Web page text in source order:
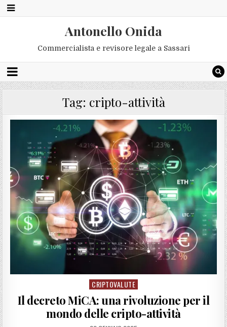
Antonello Onida
Commercialista e revisore legale a Sassari
Tag: cripto-attività
Posted
in
CRIPTOVALUTE
Il decreto MiCA: una rivoluzione per il
mondo delle cripto-attività